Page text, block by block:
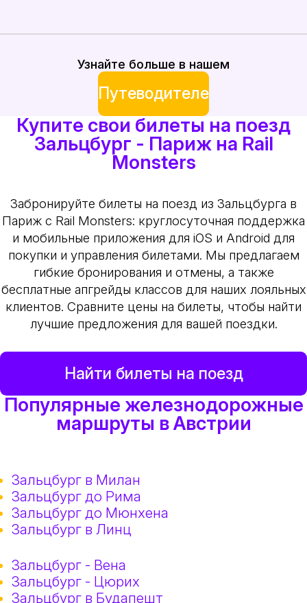
Узнайте больше в нашем
Путеводителе
Купите свои билеты на поезд
Зальцбург - Париж на Rail
Monsters
Забронируйте билеты на поезд из Зальцбурга в
Париж с Rail Monsters: круглосуточная поддержка
и мобильные приложения для iOS и Android для
покупки и управления билетами. Мы предлагаем
гибкие бронирования и отмены, а также
бесплатные апгрейды классов для наших лояльных
клиентов. Сравните цены на билеты, чтобы найти
лучшие предложения для вашей поездки.
Найти билеты на поезд
Популярные железнодорожные
маршруты в Австрии
Зальцбург в Милан
Зальцбург до Рима
Зальцбург до Мюнхена
Зальцбург в Линц
Зальцбург - Вена
Зальцбург - Цюрих
Зальцбург в Будапешт